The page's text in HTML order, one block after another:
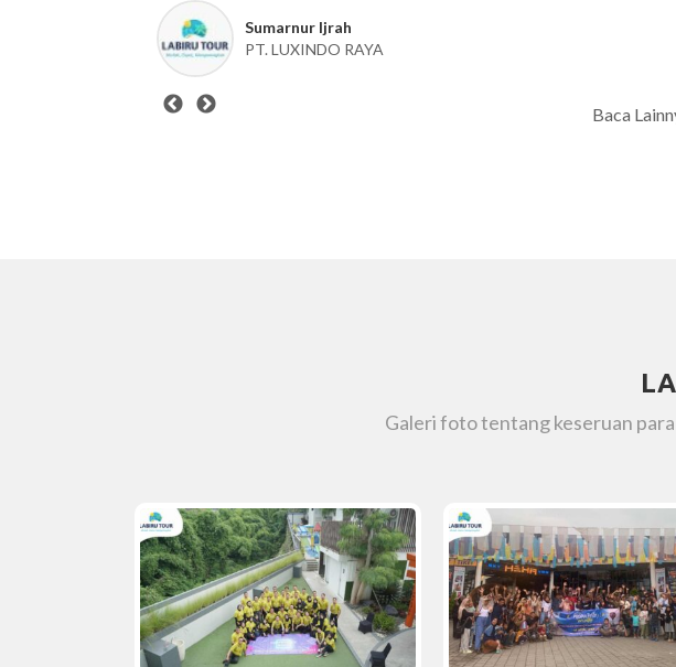
David Cahyanto
Nagoya Fusion Resto
Baca
Galeri foto tentang keseruan